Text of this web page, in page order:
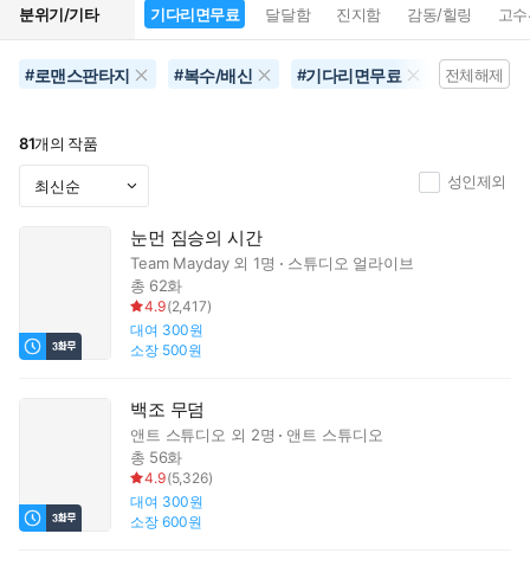
분위기/기타 기다리면무료 달달함 진지함 감동/힐링 고
#로맨스판타지 #복수/배신 #기다리면무료 전체해제
81개의 작품
성인제외
눈먼 짐승의 시간
Team Mayday외 1명
스튜디오 얼라이브
총 62화
4.9(2,417)
대여 300원
소장 500원
백조 무덤
앤트 스튜디오 외 2명
앤트 스튜디오
총 56화
4.9(5,326)
대여 300원
소장 600원